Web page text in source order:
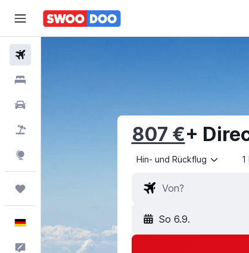
Feedback
807 €+
Hin- und Rückflug 1
So 6.9.